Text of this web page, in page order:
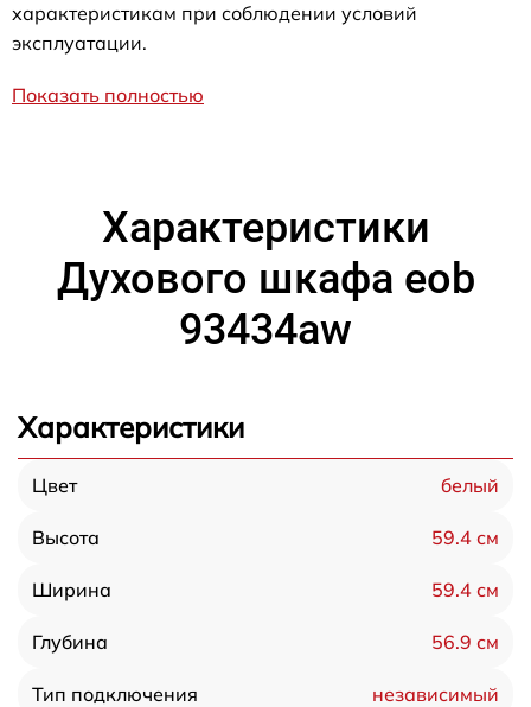
характеристикам при соблюдении условий
эксплуатации.
Показать полностью
Характеристики
Духового шкафа eob
93434aw
Характеристики
Цвет белый
Высота 59.4 см
Ширина 59.4 см
Глубина 56.9 см
Тип подключения независимый